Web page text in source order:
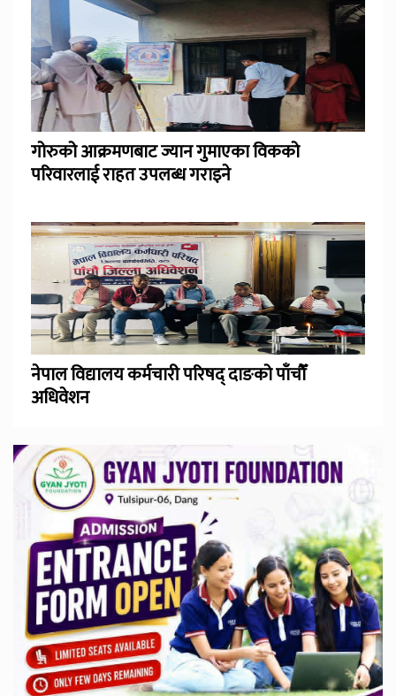
गोरुको आक्रमणबाट ज्यान गुमाएका विकको
परिवारलाई राहत उपलब्ध गराइने
नेपाल विद्यालय कर्मचारी परिषद् दाङको पाँचौँ
अधिवेशन